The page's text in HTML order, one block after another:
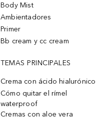
Body Mist
Ambientadores
Primer
Bb cream y cc cream
TEMAS PRINCIPALES
Crema con ácido hialurónico
Cómo quitar el rímel
waterproof
Cremas con aloe vera